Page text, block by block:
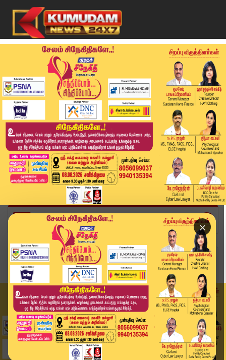
×
Home
வீடியோ ஸ்டோரி
🔴LIVE : திருச்சியில் திருமா போட்டி...? வெளியான...